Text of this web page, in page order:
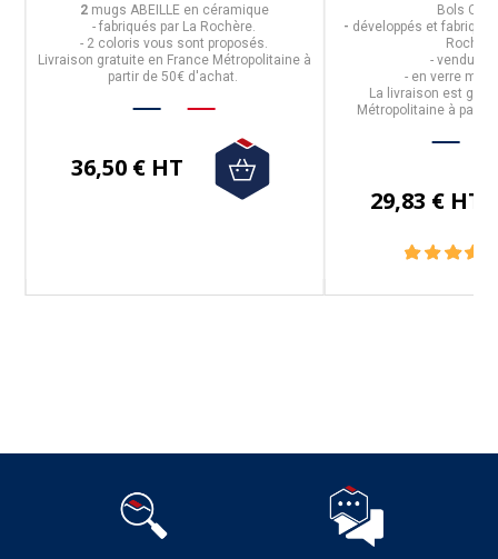
2 mugs ABEILLE en céramique
- fabriqués par La Rochère.
- 2 coloris vous sont proposés.
Livraison gratuite en France Métropolitaine à
partir de 50€ d'achat.
36,50 € HT
Bols
- développés et
Rochère
- vendus
- enverre
La livraison est
Métropolitaine à partir
29,83 € HT